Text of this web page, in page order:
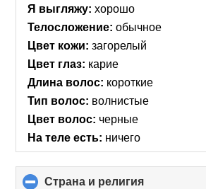
Я выгляжу: хорошо
Телосложение: обычное
Цвет кожи: загорелый
Цвет глаз: карие
Длина волос: короткие
Тип волос: волнистые
Цвет волос: черные
На теле есть: ничего
Страна и религия